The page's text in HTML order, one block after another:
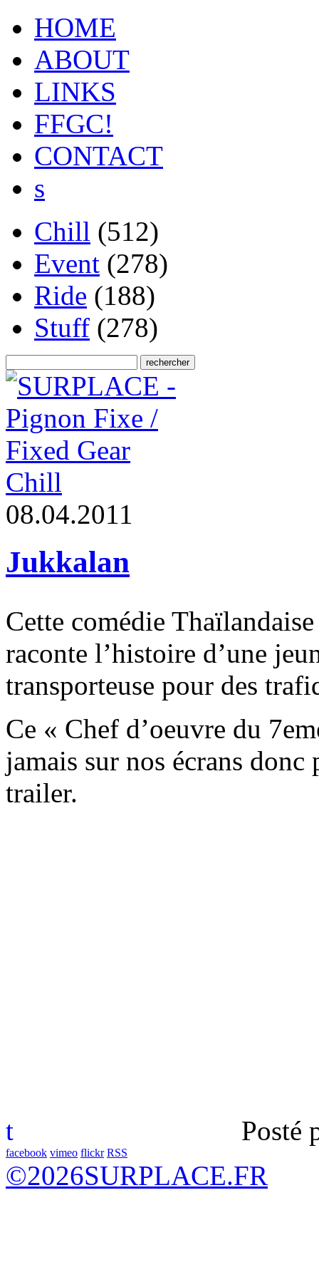
HOME
ABOUT
LINKS
FFGC!
CONTACT
s
Chill (512)
Event (278)
Ride (188)
Stuff (278)
Chill
08.04.2011
Jukkalan
Cette comédie
raconte l’histoire d’une
transporteuse pour des
Ce « Chef d’oeuvre du
jamais sur nos écrans
trailer.
t Posté
facebook vimeo flickr RSS
©2026SURPLACE.FR